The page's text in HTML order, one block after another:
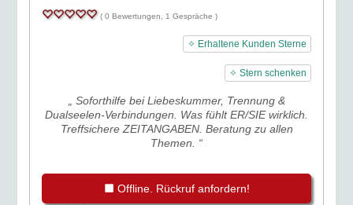
( 0 Bewertungen, 1 Gespräche )
✧ Erhaltene Kunden Sterne
✧ Stern schenken
„ Soforthilfe bei Liebeskummer, Trennung &
Dualseelen-Verbindungen. Was fühlt ER/SIE wirklich.
Treffsichere ZEITANGABEN. Beratung zu allen
Themen. “
Offline. Rückruf anfordern!